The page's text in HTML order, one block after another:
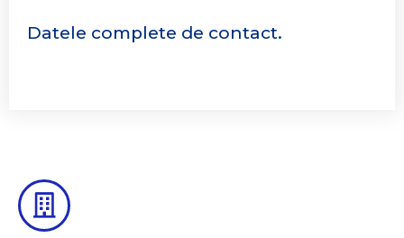
Datele complete de contact.